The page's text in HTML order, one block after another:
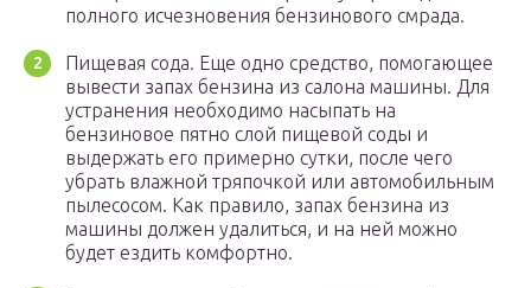
полного исчезновения бензинового смрада.
Пищевая сода. Еще одно средство, помогающее
вывести запах бензина из салона машины. Для
устранения необходимо насыпать на
бензиновое пятно слой пищевой соды и
выдержать его примерно сутки, после чего
убрать влажной тряпочкой или автомобильным
пылесосом. Как правило, запах бензина из
машины должен удалиться, и на ней можно
будет ездить комфортно.